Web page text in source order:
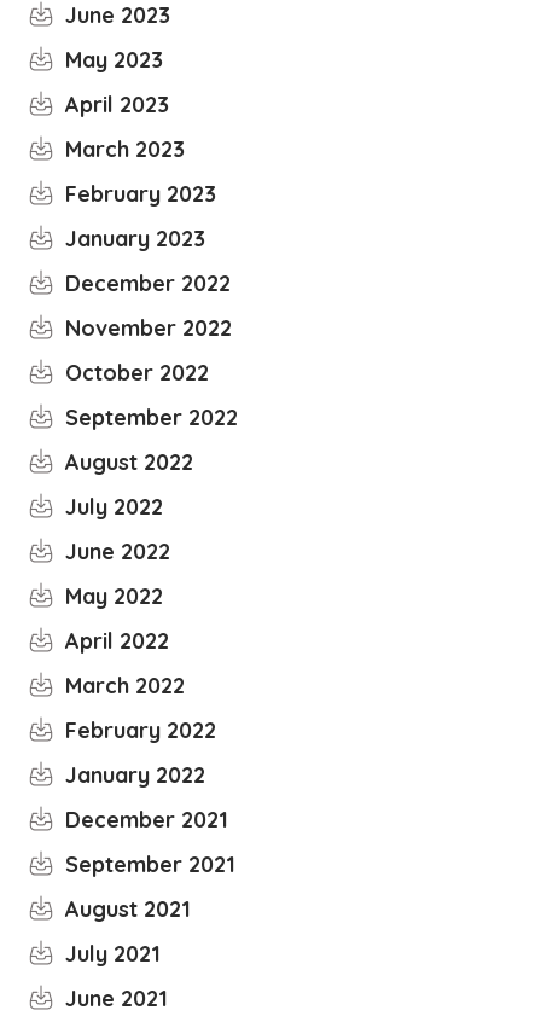
June 2023
May 2023
April 2023
March 2023
February 2023
January 2023
December 2022
November 2022
October 2022
September 2022
August 2022
July 2022
June 2022
May 2022
April 2022
March 2022
February 2022
January 2022
December 2021
September 2021
August 2021
July 2021
June 2021